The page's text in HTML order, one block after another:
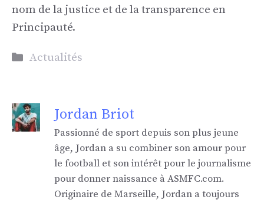
nom de la justice et de la transparence en
Principauté.
Catégories
Actualités
Jordan Briot
Passionné de sport depuis son plus jeune
âge, Jordan a su combiner son amour pour
le football et son intérêt pour le journalisme
pour donner naissance à ASMFC.com.
Originaire de Marseille, Jordan a toujours